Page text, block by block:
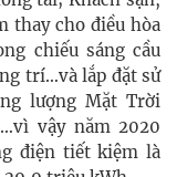
thay cho điều hòa
chiếu sáng cầu
trí…và lắp đặt sử
lượng Mặt Trời
vậy năm 2020
điện tiết kiệm là